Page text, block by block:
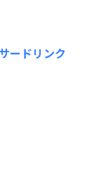
ードリンク